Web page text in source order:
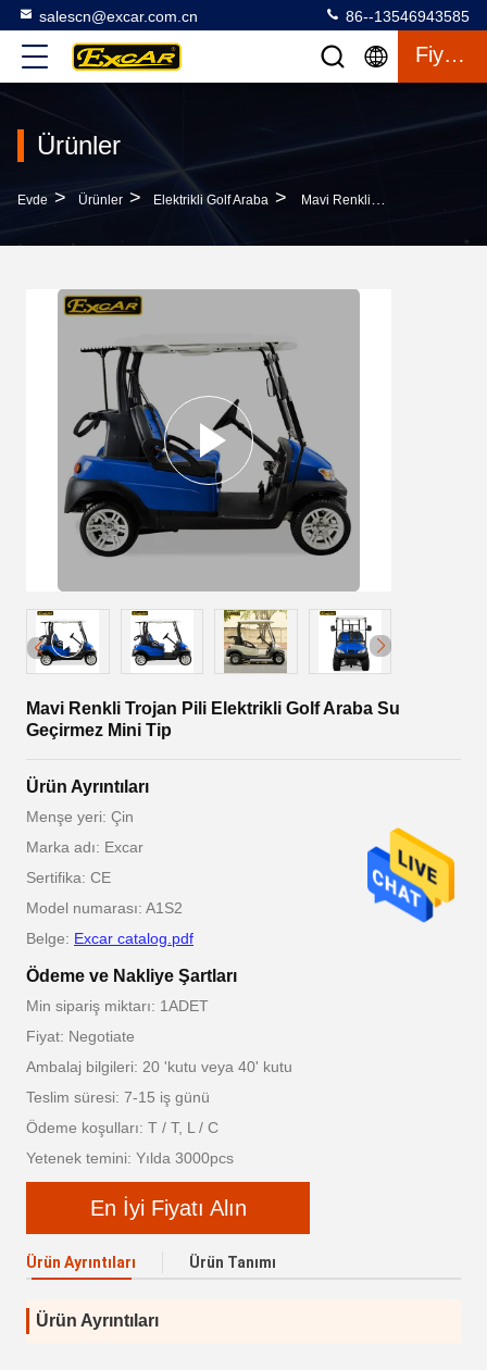
salescn@excar.com.cn 86--13546943585
Fiyat Teklifi
Ürünler
Evde > Ürünler > Elektrikli Golf Araba > Mavi Renkli Trojan Pili Elektrikli Golf Araba Su Geçirmez Mini Tip
Mavi Renkli Trojan Pili Elektrikli Golf Araba Su
Geçirmez Mini Tip
Ürün Ayrıntıları
Menşe yeri: Çin
Marka adı: Excar
Sertifika: CE
Model numarası: A1S2
Belge: Excar catalog.pdf
Ödeme ve Nakliye Şartları
Min sipariş miktarı: 1ADET
Fiyat: Negotiate
Ambalaj bilgileri: 20 'kutu veya 40' kutu
Teslim süresi: 7-15 iş günü
Ödeme koşulları: T / T, L / C
Yetenek temini: Yılda 3000pcs
En İyi Fiyatı Alın
Ürün Ayrıntıları Ürün Tanımı
Ürün Ayrıntıları